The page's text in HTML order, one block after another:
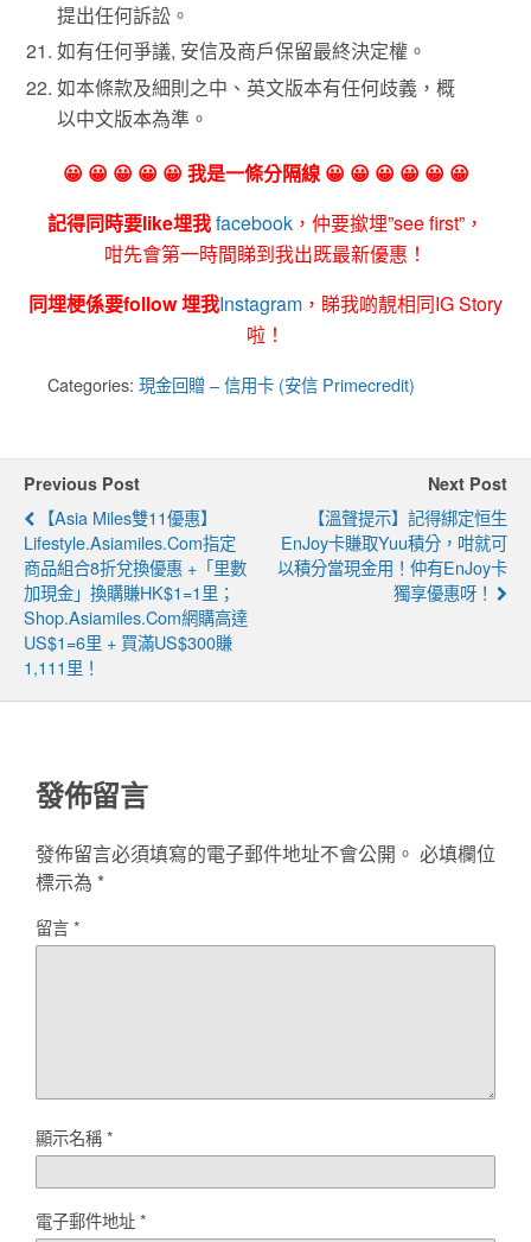
提出任何訴訟。
如有任何爭議, 安信及商戶保留最終決定權。
如本條款及細則之中、英文版本有任何歧義，概
以中文版本為準。
😀 😀 😀 😀 😀 我是一條分隔線 😀 😀 😀 😀 😀 😀
記得同時要like埋我facebook ，仲要撳埋”see first”，
咁先會第一時間睇到我出既最新優惠！
同埋梗係要follow 埋我Instagram ，睇我啲靚相同IG Story
啦！
Categories: 現金回贈 – 信用卡 (安信 Primecredit)
Previous Post
【Asia Miles雙11優惠】
Lifestyle.asiamiles.com指定
商品組合8折兌換優惠 +「里數
加現金」換購賺HK$1=1里；
Shop.asiamiles.com網購高達
US$1=6里 + 買滿US$300賺
1,111里！
Next Post
【溫聲提示】記得綁定恒生
EnJoy卡賺取yuu積分，咁就可
以積分當現金用！仲有enJoy卡
獨享優惠呀！
發佈留言
發佈留言必須填寫的電子郵件地址不會公開。 必填欄位
標示為 *
留言*
顯示名稱*
電子郵件地址*